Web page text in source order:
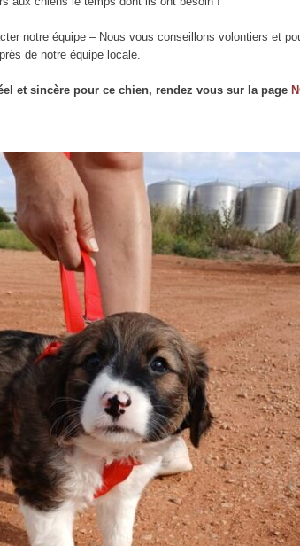
notre équipe – Nous vous conseillons volontiers et
de notre équipe locale.
et sincère pour ce chien, rendez vous sur la page